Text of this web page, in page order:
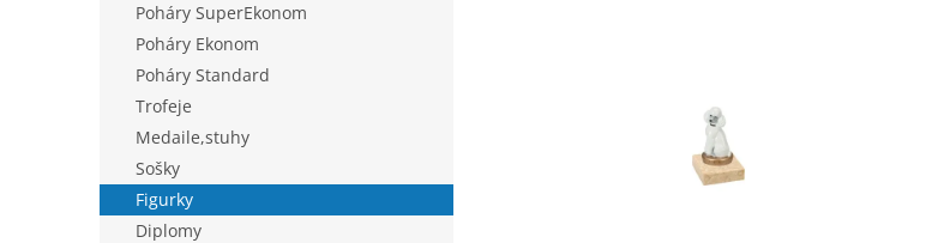
e
l
Poháry SuperEkonom
Poháry Ekonom
Poháry Standard
Trofeje
Medaile,stuhy
Sošky
Figurky
Diplomy